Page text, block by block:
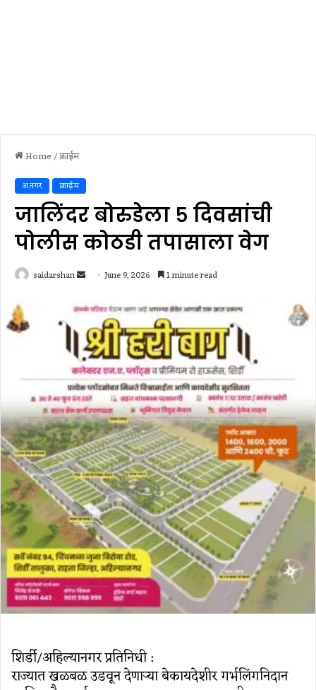
Home/क्राईम
अ.नगर क्राईम
जालिंदर बोरुडेला ५ दिवसांची
पोलीस कोठडी तपासाला वेग
saidarshan
Send
email
June 9, 2026 1 minute read
शिर्डी/अहिल्यानगर प्रतिनिधी :
राज्यात खळबळ उडवून देणाऱ्या बेकायदेशीर गर्भलिंगनिदान